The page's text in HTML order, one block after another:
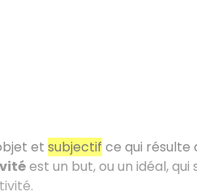
et subjectif ce qui résulte
est un but, ou un idéal, qui